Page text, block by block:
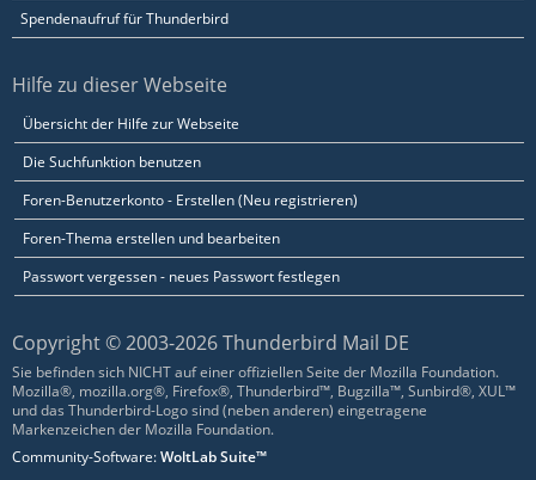
Spendenaufruf für Thunderbird
Hilfe zu dieser Webseite
Übersicht der Hilfe zur Webseite
Die Suchfunktion benutzen
Foren-Benutzerkonto - Erstellen (Neu registrieren)
Foren-Thema erstellen und bearbeiten
Passwort vergessen - neues Passwort festlegen
Copyright © 2003-2026 Thunderbird Mail DE
Sie befinden sich NICHT auf einer offiziellen Seite der Mozilla Foundation.
Mozilla®, mozilla.org®, Firefox®, Thunderbird™, Bugzilla™, Sunbird®, XUL™
und das Thunderbird-Logo sind (neben anderen) eingetragene
Markenzeichen der Mozilla Foundation.
Community-Software:WoltLab Suite™